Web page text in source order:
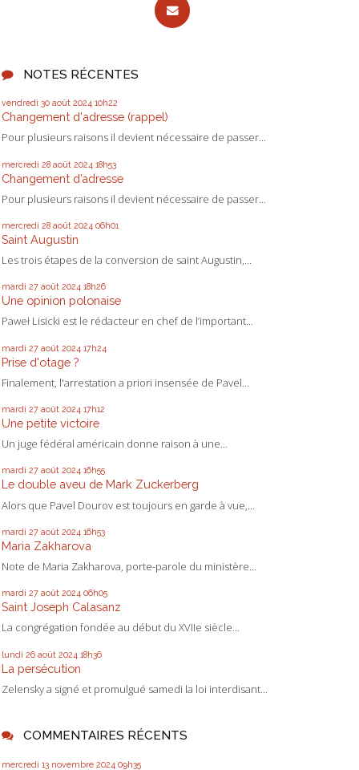
NOTES RÉCENTES
vendredi 30 août 2024 10h22
Changement d'adresse (rappel)
Pour plusieurs raisons il devient nécessaire de passer...
mercredi 28 août 2024 18h53
Changement d’adresse
Pour plusieurs raisons il devient nécessaire de passer...
mercredi 28 août 2024 06h01
Saint Augustin
Les trois étapes de la conversion de saint Augustin,...
mardi 27 août 2024 18h26
Une opinion polonaise
Paweł Lisicki est le rédacteur en chef de l’important...
mardi 27 août 2024 17h24
Prise d'otage ?
Finalement, l'arrestation a priori insensée de Pavel...
mardi 27 août 2024 17h12
Une petite victoire
Un juge fédéral américain donne raison à une...
mardi 27 août 2024 16h55
Le double aveu de Mark Zuckerberg
Alors que Pavel Dourov est toujours en garde à vue,...
mardi 27 août 2024 16h53
Maria Zakharova
Note de Maria Zakharova, porte-parole du ministère...
mardi 27 août 2024 06h05
Saint Joseph Calasanz
La congrégation fondée au début du XVIIe siècle...
lundi 26 août 2024 18h36
La persécution
Zelensky a signé et promulgué samedi la loi interdisant...
COMMENTAIRES RÉCENTS
mercredi 13 novembre 2024 09h35